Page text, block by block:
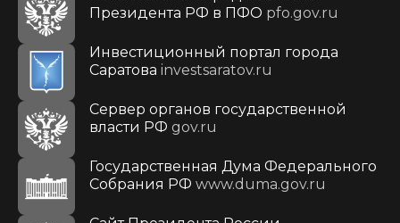
Президента РФ в ПФО pfo.gov.ru
Инвестиционный портал города
Саратова investsaratov.ru
Сервер органов государственной
власти РФ gov.ru
Государственная Дума Федерального
Собрания РФ www.duma.gov.ru